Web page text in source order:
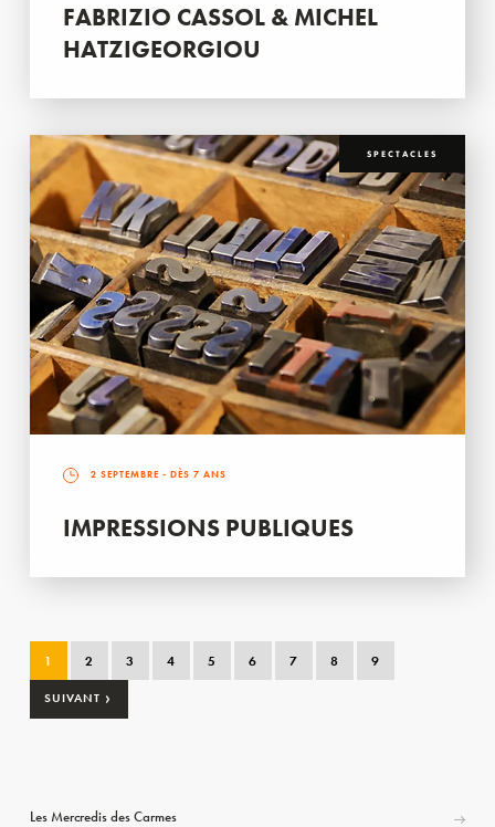
FABRIZIO CASSOL & MICHEL
HATZIGEORGIOU
SPECTACLES
2 SEPTEMBRE - DÈS 7 ANS
IMPRESSIONS PUBLIQUES
1 2 3 4 5 6 7 8 9
SUIVANT ›
Les Mercredis des Carmes